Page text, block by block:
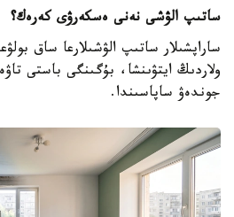
ساتىپ الۋشى نەنى ەسكەرۋى كەرەك؟
ساراپشىلار ساتىپ الۋشىلارعا ساق
ولاردىڭ ايتۋىنشا، بۇگىنگى باستى
جوندەۋ ساپاسىندا.